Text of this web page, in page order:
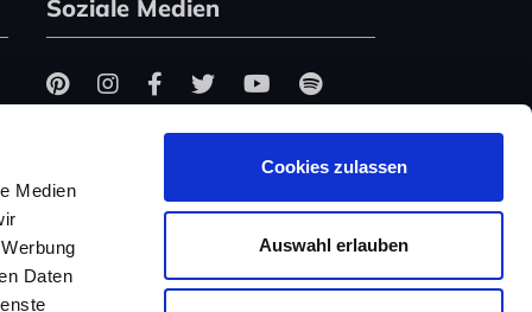
Medien
Daten
Cookies zulassen
Auswahl erlauben
Soziale Medien